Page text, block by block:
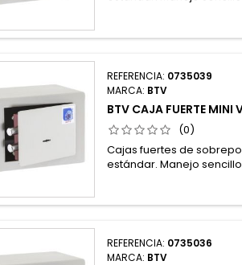
REFERENCIA: 0735039
MARCA: BTV
BTV CAJA FUERTE MINI
(0)
Cajas fuertes de
estándar. Manejo
REFERENCIA: 0735036
MARCA: BTV